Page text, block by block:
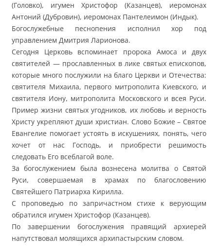
(Головко), игумен Христофор (Казанцев), иеромонах
Антоний (Дубровин), иеромонах Пантелеимон (Индык).
Богослужебные песнопения исполнил хор под
управлением Дмитрия Ларионова.
Сегодня Церковь вспоминает пророка Амоса и двух
святителей — прославленных в лике святых епископов,
которые много послужили на благо Церкви и Отечества:
святителя Михаила, первого митрополита Киевского, и
святителя Иону, митрополита Московского и всея Руси.
Пример жизни святых угодников, их любовь и верность
Христу укрепляют души христиан. Слово Божие – Святое
Евангелие помогает устоять в искушениях, понять, чего
хочет от нас Господь, и приобрести решимость
следовать Его всеблагой воле.
За богослужением была вознесена молитва о Святой
Руси, совершаемая в храмах по благословению
Святейшего Патриарха Кирилла.
С проповедью по запричастном стихе к верующим
обратился игумен Христофор (Казанцев).
По завершении богослужения правящий архиерей
напутствовал молящихся архипастырским словом.